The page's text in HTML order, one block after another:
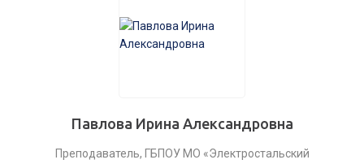
Павлова Ирина Александровна
Преподаватель, ГБПОУ МО «Электростальский